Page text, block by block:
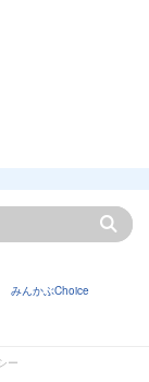
みんかぶChoice
ー